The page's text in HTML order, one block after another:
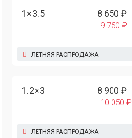
1×3.5 8 650 ₽
9 750 ₽
ЛЕТНЯЯ РАСПРОДАЖА
1.2×3 8 900 ₽
10 050 ₽
ЛЕТНЯЯ РАСПРОДАЖА